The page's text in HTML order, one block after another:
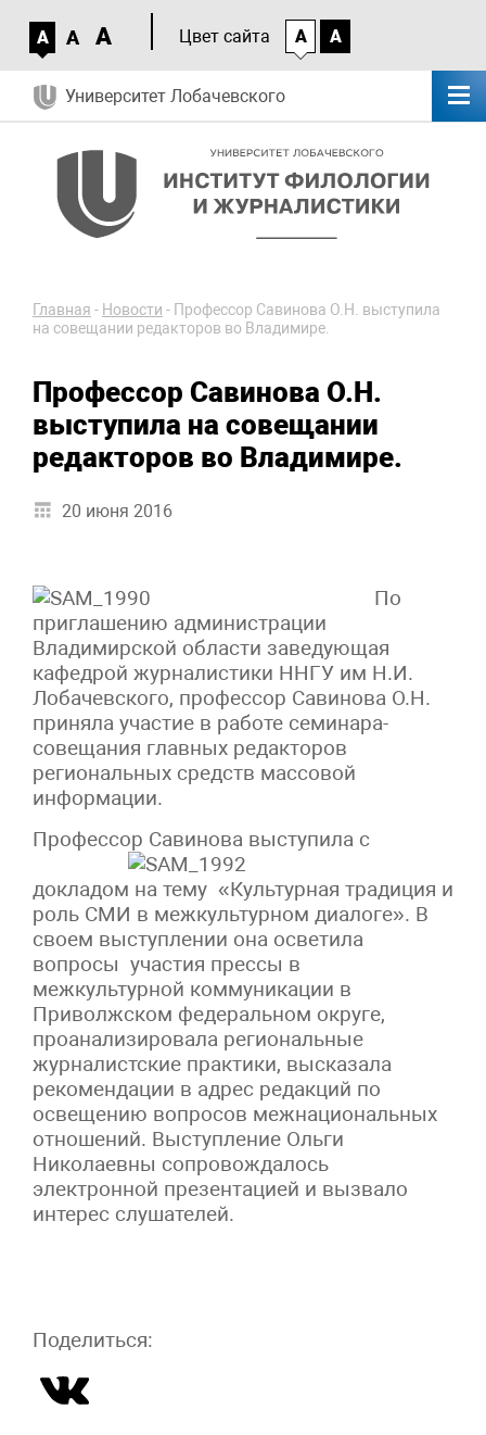
A A A Цвет сайта A A
Университет Лобачевского
Главная - Новости - Профессор Савинова О.Н. выступила
на совещании редакторов во Владимире.
Профессор Савинова О.Н.
выступила на совещании
редакторов во Владимире.
20 июня 2016
По
приглашению администрации
Владимирской области заведующая
кафедрой журналистики ННГУ им Н.И.
Лобачевского, профессор Савинова О.Н.
приняла участие в работе семинара-
совещания главных редакторов
региональных средств массовой
информации.
Профессор Савинова выступила с
докладом на тему «Культурная традиция и
роль СМИ в межкультурном диалоге». В
своем выступлении она осветила
вопросы участия прессы в
межкультурной коммуникации в
Приволжском федеральном округе,
проанализировала региональные
журналистские практики, высказала
рекомендации в адрес редакций по
освещению вопросов межнациональных
отношений. Выступление Ольги
Николаевны сопровождалось
электронной презентацией и вызвало
интерес слушателей.
Поделиться: